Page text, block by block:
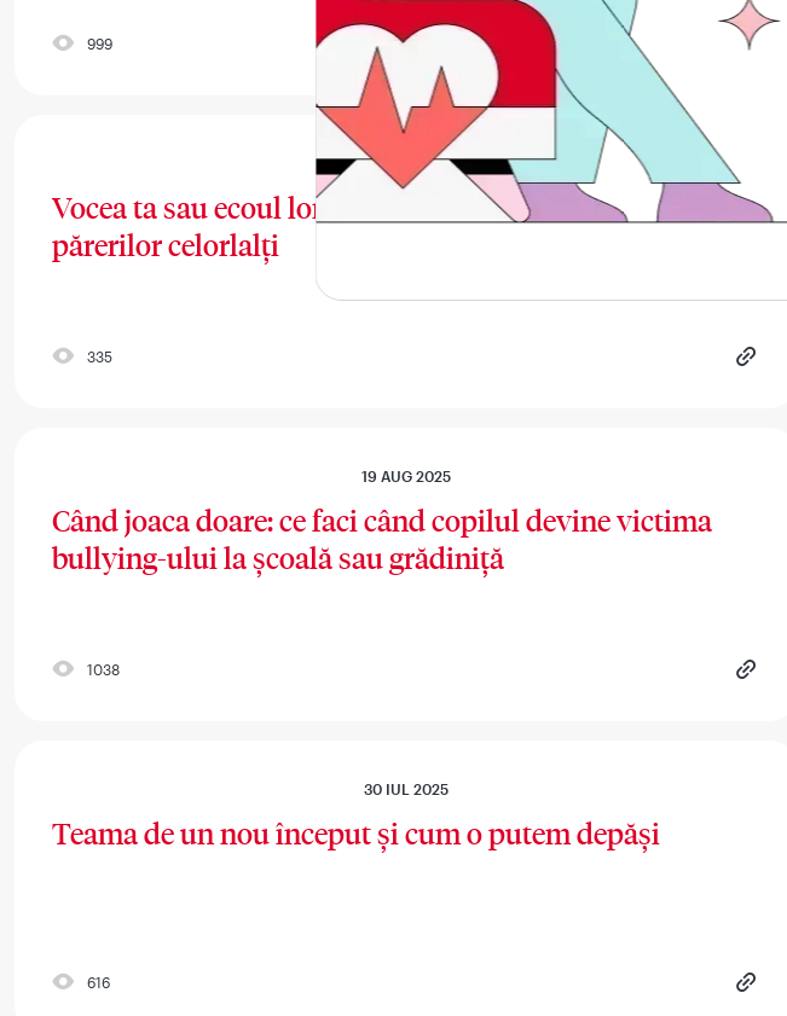
999
19 AUG 2025
Vocea ta sau ecoul lor? 5 exerciții să scapi de presiunea
părerilor celorlalți
335
19 AUG 2025
Când joaca doare: ce faci când copilul devine victima
bullying-ului la școală sau grădiniță
1038
30 IUL 2025
Teama de un nou început și cum o putem depăși
616